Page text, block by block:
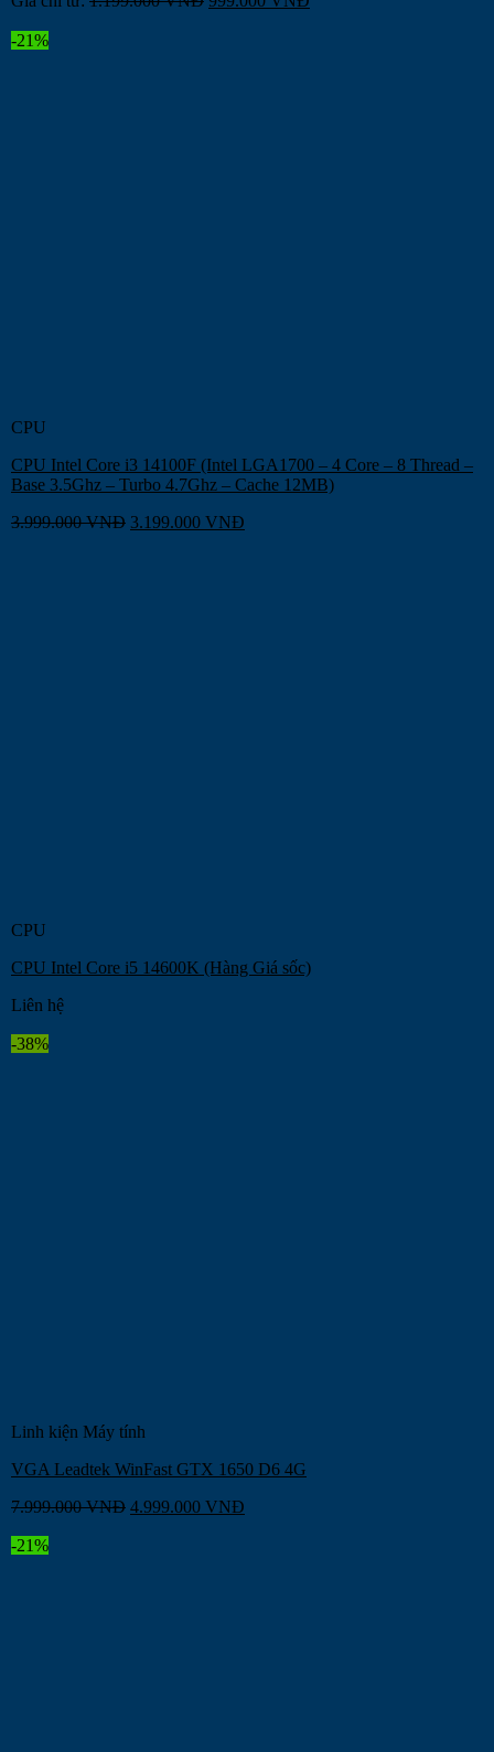
-21%
CPU
CPU Intel Core i3 14100F (Intel LGA1700 – 4 Core – 8 Thread –
Base 3.5Ghz – Turbo 4.7Ghz – Cache 12MB)
3.999.000VNĐ 3.199.000 VNĐ
CPU
CPU Intel Core i5 14600K (Hàng Giá sốc)
Liên hệ
-38%
Linh kiện Máy tính
VGA Leadtek WinFast GTX 1650 D6 4G
7.999.000VNĐ 4.999.000 VNĐ
-21%